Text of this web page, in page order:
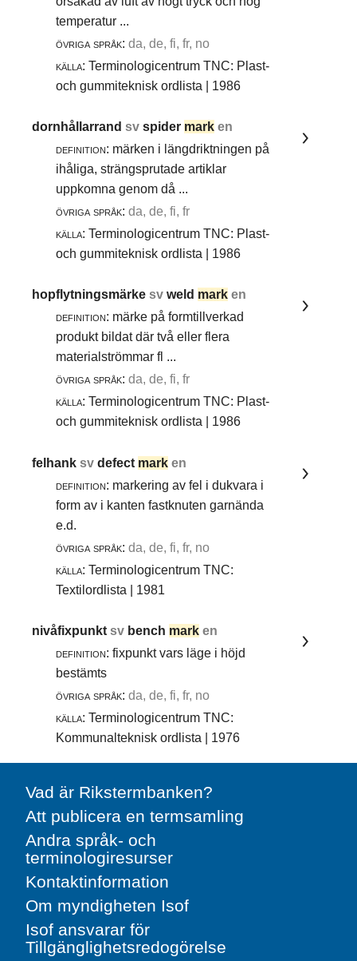
temperatur ...
övriga språk: da, de, fi, fr, no
källa: Terminologicentrum TNC: Plast-
och gummiteknisk ordlista | 1986
dornhållarrandsvspider mark en
definition: märken i längdriktningen på
ihåliga, strängsprutade artiklar
uppkomna genom då ...
övriga språk: da, de, fi, fr
källa: Terminologicentrum TNC: Plast-
och gummiteknisk ordlista | 1986
hopflytningsmärkesvweld mark en
definition: märke på formtillverkad
produkt bildat där två eller flera
materialströmmar fl ...
övriga språk: da, de, fi, fr
källa: Terminologicentrum TNC: Plast-
och gummiteknisk ordlista | 1986
felhanksvdefect mark en
definition: markering av fel i dukvara i
form av i kanten fastknuten garnända
e.d.
övriga språk: da, de, fi, fr, no
källa: Terminologicentrum TNC:
Textilordlista | 1981
nivåfixpunktsv bench mark en
definition: fixpunkt vars läge i höjd
bestämts
övriga språk: da, de, fi, fr, no
källa: Terminologicentrum TNC:
Kommunalteknisk ordlista | 1976
Vad är Rikstermbanken?
Att publicera en termsamling
Andra språk- och
terminologiresurser
Kontaktinformation
Om myndigheten Isof
Isof ansvarar för
Tillgänglighetsredogörelse